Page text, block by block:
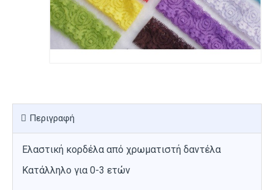
Περιγραφή
Ελαστική κορδέλα από χρωματιστή δαντέλα
Κατάλληλο για 0-3 ετών